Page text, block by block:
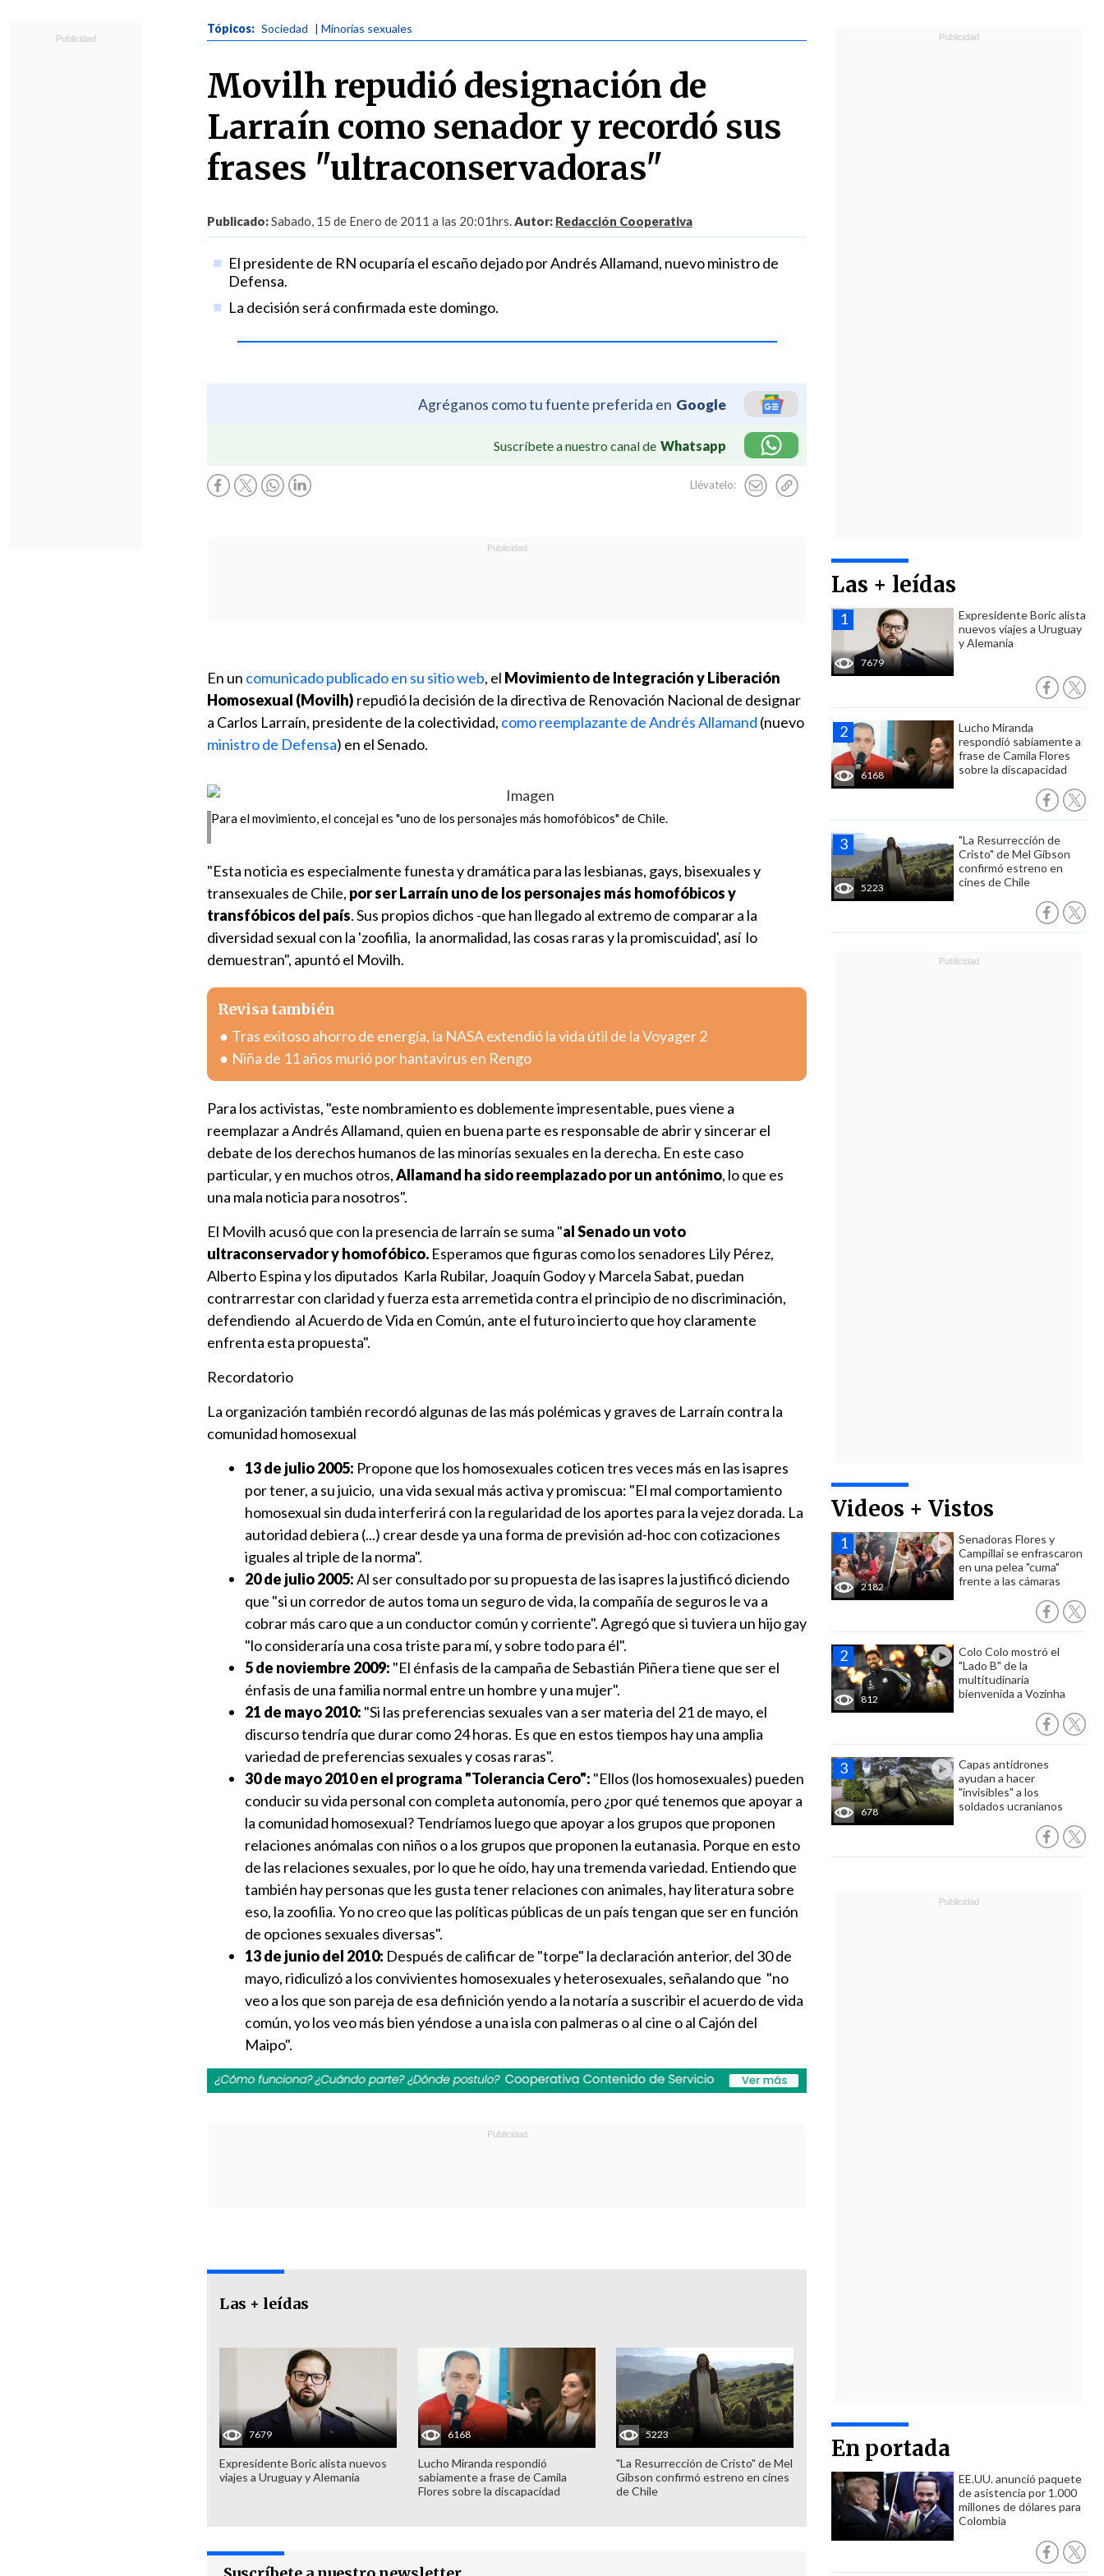
Tópicos: Sociedad | Minorías sexuales
Movilh repudió designación de
Larraín como senador y recordó sus
frases "ultraconservadoras"
Publicado:Sabado, 15 de Enero de 2011 a las 20:01hrs.Autor: Redacción Cooperativa
El presidente de RN ocuparía el escaño dejado por Andrés Allamand, nuevo ministro de
Defensa.
La decisión será confirmada este domingo.
Agréganos como tu fuente preferida en Google
Suscríbete a nuestro canal de Whatsapp
Llévatelo:
Las + leídas
7679
Expresidente Boric alista
nuevos viajes a Uruguay
y Alemania
6168
Lucho Miranda
respondió sabiamente a
frase de Camila Flores
sobre la discapacidad
5223
"La Resurrección de
Cristo" de Mel Gibson
confirmó estreno en
cines de Chile
Videos + Vistos
2182
Senadoras Flores y
Campillai se enfrascaron
en una pelea "cuma"
frente a las cámaras
812
Colo Colo mostró el
"Lado B" de la
multitudinaria
bienvenida a Vozinha
678
Capas antidrones
ayudan a hacer
"invisibles" a los
soldados ucranianos
En portada
EE.UU. anunció paquete
de asistencia por 1.000
millones de dólares para
Colombia
En un comunicado publicado en su sitio web, el Movimiento de Integración y Liberación
Homosexual (Movilh) repudió la decisión de la directiva de Renovación Nacional de designar
a Carlos Larraín, presidente de la colectividad, como reemplazante de Andrés Allamand (nuevo
ministro de Defensa) en el Senado.
Para el movimiento, el concejal es "uno de los personajes más homofóbicos" de Chile.
"Esta noticia es especialmente funesta y dramática para las lesbianas, gays, bisexuales y
transexuales de Chile, por ser Larraín uno de los personajes más homofóbicos y
transfóbicos del país. Sus propios dichos -que han llegado al extremo de comparar a la
diversidad sexual con la 'zoofilia, la anormalidad, las cosas raras y la promiscuidad', así lo
demuestran", apuntó el Movilh.
Revisa también
Tras exitoso ahorro de energía, la NASA extendió la vida útil de la Voyager 2
Niña de 11 años murió por hantavirus en Rengo
Para los activistas, "este nombramiento es doblemente impresentable, pues viene a
reemplazar a Andrés Allamand, quien en buena parte es responsable de abrir y sincerar el
debate de los derechos humanos de las minorías sexuales en la derecha. En este caso
particular, y en muchos otros,Allamand ha sido reemplazado por un antónimo, lo que es
una mala noticia para nosotros".
El Movilh acusó que con la presencia de larraín se suma "al Senado un voto
ultraconservador y homofóbico. Esperamos que figuras como los senadores Lily Pérez,
Alberto Espina y los diputados Karla Rubilar, Joaquín Godoy y Marcela Sabat, puedan
contrarrestar con claridad y fuerza esta arremetida contra el principio de no discriminación,
defendiendo al Acuerdo de Vida en Común, ante el futuro incierto que hoy claramente
enfrenta esta propuesta".
Recordatorio
La organización también recordó algunas de las más polémicas y graves de Larraín contra la
comunidad homosexual
13 de julio 2005: Propone que los homosexuales coticen tres veces más en las isapres
por tener, a su juicio, una vida sexual más activa y promiscua: "El mal comportamiento
homosexual sin duda interferirá con la regularidad de los aportes para la vejez dorada. La
autoridad debiera (...) crear desde ya una forma de previsión ad-hoc con cotizaciones
iguales al triple de la norma".
20 de julio 2005:Al ser consultado por su propuesta de las isapres la justificó diciendo
que "si un corredor de autos toma un seguro de vida, la compañía de seguros le va a
cobrar más caro que a un conductor común y corriente". Agregó que si tuviera un hijo gay
"lo consideraría una cosa triste para mí, y sobre todo para él".
5 de noviembre 2009: "El énfasis de la campaña de Sebastián Piñera tiene que ser el
énfasis de una familia normal entre un hombre y una mujer".
21 de mayo 2010: "Si las preferencias sexuales van a ser materia del 21 de mayo, el
discurso tendría que durar como 24 horas. Es que en estos tiempos hay una amplia
variedad de preferencias sexuales y cosas raras".
30 de mayo 2010 en el programa "Tolerancia Cero": "Ellos (los homosexuales) pueden
conducir su vida personal con completa autonomía, pero ¿por qué tenemos que apoyar a
la comunidad homosexual? Tendríamos luego que apoyar a los grupos que proponen
relaciones anómalas con niños o a los grupos que proponen la eutanasia. Porque en esto
de las relaciones sexuales, por lo que he oído, hay una tremenda variedad. Entiendo que
también hay personas que les gusta tener relaciones con animales, hay literatura sobre
eso, la zoofilia. Yo no creo que las políticas públicas de un país tengan que ser en función
de opciones sexuales diversas".
13 de junio del 2010: Después de calificar de "torpe" la declaración anterior, del 30 de
mayo, ridiculizó a los convivientes homosexuales y heterosexuales, señalando que "no
veo a los que son pareja de esa definición yendo a la notaría a suscribir el acuerdo de vida
común, yo los veo más bien yéndose a una isla con palmeras o al cine o al Cajón del
Maipo".
Las + leídas
7679
Expresidente Boric alista nuevos
viajes a Uruguay y Alemania
6168
Lucho Miranda respondió
sabiamente a frase de Camila
Flores sobre la discapacidad
5223
"La Resurrección de Cristo" de Mel
Gibson confirmó estreno en cines
de Chile